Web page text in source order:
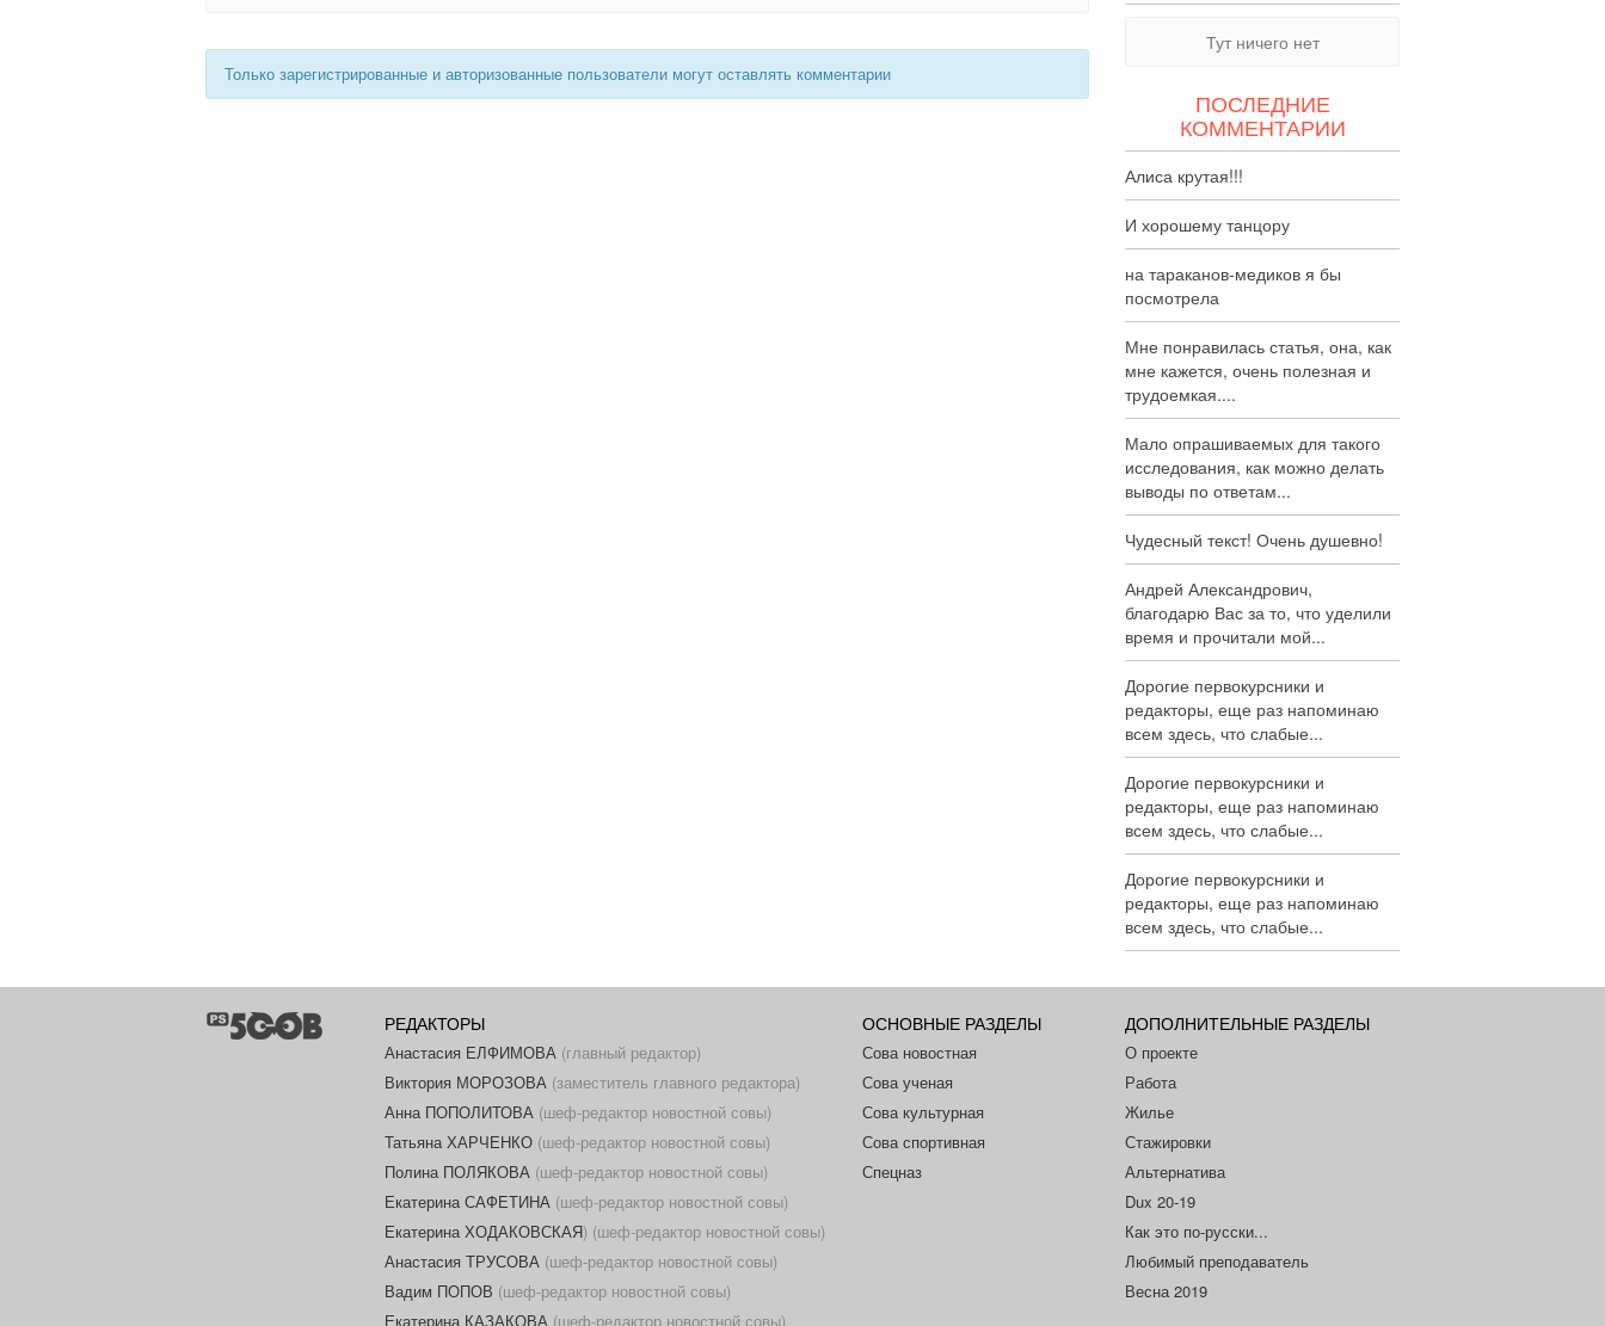
Только зарегистрированные и авторизованные пользователи могут оставлять комментарии
Тут ничего нет
ПОСЛЕДНИЕ
КОММЕНТАРИИ
Алиса крутая!!!
И хорошему танцору
на тараканов-медиков я бы
посмотрела
Мне понравилась статья, она, как
мне кажется, очень полезная и
трудоемкая....
Мало опрашиваемых для такого
исследования, как можно делать
выводы по ответам...
Чудесный текст! Очень душевно!
Андрей Александрович,
благодарю Вас за то, что уделили
время и прочитали мой...
Дорогие первокурсники и
редакторы, еще раз напоминаю
всем здесь, что слабые...
Дорогие первокурсники и
редакторы, еще раз напоминаю
всем здесь, что слабые...
Дорогие первокурсники и
редакторы, еще раз напоминаю
всем здесь, что слабые...
РЕДАКТОРЫ
Анастасия ЕЛФИМОВА (главный редактор)
Виктория МОРОЗОВА (заместитель главного редактора)
Анна ПОПОЛИТОВА (шеф-редактор новостной совы)
Татьяна ХАРЧЕНКО (шеф-редактор новостной совы)
Полина ПОЛЯКОВА (шеф-редактор новостной совы)
Екатерина САФЕТИНА (шеф-редактор новостной совы)
Екатерина ХОДАКОВСКАЯ) (шеф-редактор новостной совы)
Анастасия ТРУСОВА (шеф-редактор новостной совы)
Вадим ПОПОВ (шеф-редактор новостной совы)
Екатерина КАЗАКОВА (шеф-редактор новостной совы)
ОСНОВНЫЕ РАЗДЕЛЫ
Сова новостная
Сова ученая
Сова культурная
Сова спортивная
Спецназ
ДОПОЛНИТЕЛЬНЫЕ РАЗДЕЛЫ
О проекте
Работа
Жилье
Стажировки
Альтернатива
Dux 20-19
Как это по-русски...
Любимый преподаватель
Весна 2019